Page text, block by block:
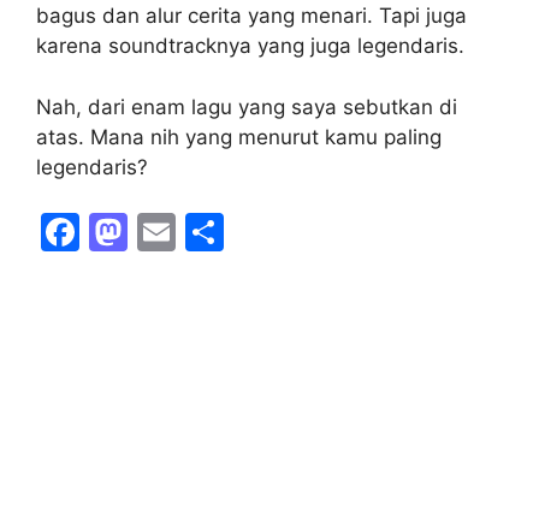
bagus dan alur cerita yang menari. Tapi juga
karena soundtracknya yang juga legendaris.
Nah, dari enam lagu yang saya sebutkan di
atas. Mana nih yang menurut kamu paling
legendaris?
F
M E